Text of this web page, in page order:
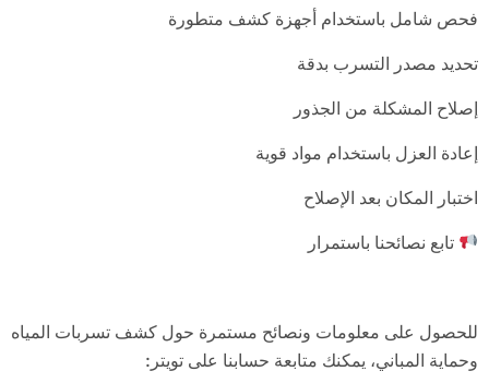
فحص شامل باستخدام أجهزة كشف متطورة
تحديد مصدر التسرب بدقة
إصلاح المشكلة من الجذور
إعادة العزل باستخدام مواد قوية
اختبار المكان بعد الإصلاح
تابع نصائحنا باستمرار
للحصول على معلومات ونصائح مستمرة حول كشف تسربات المياه
وحماية المباني، يمكنك متابعة حسابنا على تويتر: